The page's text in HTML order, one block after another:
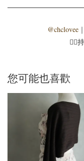
@chclovee
☝🏻
您可能也喜歡